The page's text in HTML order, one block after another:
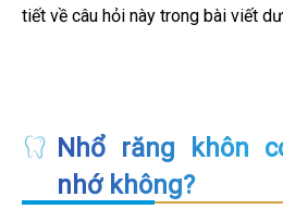
tiết về câu hỏi này trong bài viết
Nhổ răng khôn
nhớ không?